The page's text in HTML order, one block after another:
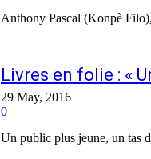
Anthony Pascal (Konpè
Livres en folie : «
29 May, 2016
0
Un public plus jeune, un tas